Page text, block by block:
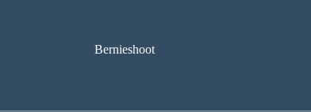
Bernieshoot